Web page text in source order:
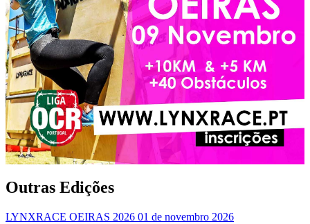
Outras Edições
LYNXRACE OEIRAS 2026 01 de novembro 2026